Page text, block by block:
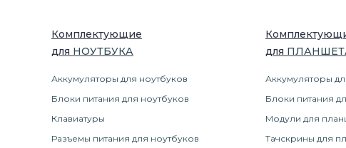
Комплектующие
для НОУТБУКА
Аккумуляторы для ноутбуков
Блоки питания для ноутбуков
Клавиатуры
Разъемы питания для ноутбуков
для ПЛАНШЕТ
Аккумуляторы
Блоки питания
Модули для
Тачскрины для